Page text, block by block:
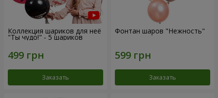
Коллекция шариков для неё
"Ты чудо!" - 5 шариков
Заказать
Фонтан шаров "Нежность"
Заказать